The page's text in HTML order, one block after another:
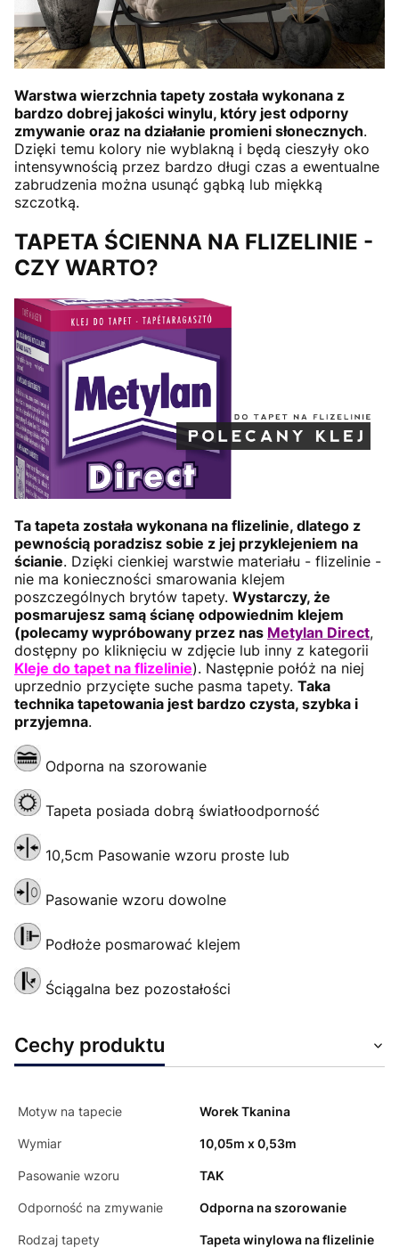
Warstwa wierzchnia tapety została wykonana z
bardzo dobrej jakości winylu, który jest odporny
zmywanie oraz na działanie promieni słonecznych.
Dzięki temu kolory nie wyblakną i będą cieszyły oko
intensywnością przez bardzo długi czas a ewentualne
zabrudzenia można usunąć gąbką lub miękką
szczotką.
TAPETA ŚCIENNA NA FLIZELINIE -
CZY WARTO?
Ta tapeta została wykonana na flizelinie, dlatego z
pewnością poradzisz sobie z jej przyklejeniem na
ścianie. Dzięki cienkiej warstwie materiału - flizelinie -
nie ma konieczności smarowania klejem
poszczególnych brytów tapety. Wystarczy, że
posmarujesz samą ścianę odpowiednim klejem
(polecamy wypróbowany przez nas Metylan Direct,
dostępny po kliknięciu w zdjęcie lub inny z kategorii
Kleje do tapet na flizelinie). Następnie połóż na niej
uprzednio przycięte suche pasma tapety. Taka
technika tapetowania jest bardzo czysta, szybka i
przyjemna.
Odporna na szorowanie
Tapeta posiada dobrą światłoodporność
10,5cm Pasowanie wzoru proste lub
Pasowanie wzoru dowolne
Podłoże posmarować klejem
Ściągalna bez pozostałości
Cechy produktu
Motyw na tapecie Worek Tkanina
Wymiar 10,05m x 0,53m
Pasowanie wzoru TAK
Odporność na zmywanie Odporna na szorowanie
Rodzaj tapety Tapeta winylowa na flizelinie